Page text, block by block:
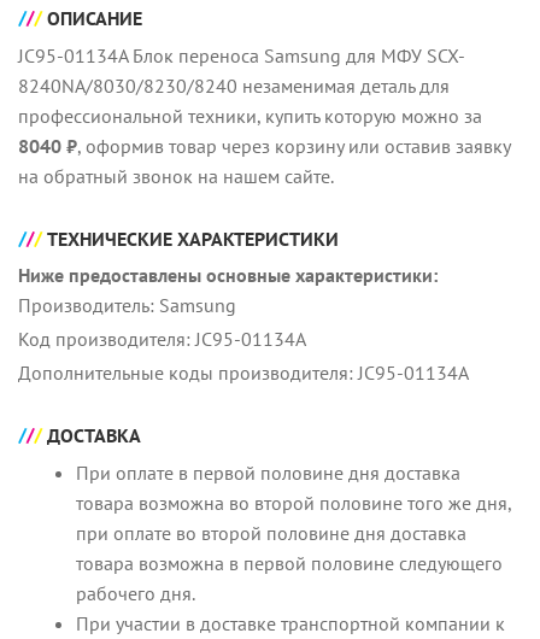
ОПИСАНИЕ
JC95-01134A Блок переноса Samsung для МФУ SCX-
8240NA/8030/8230/8240 незаменимая деталь для
профессиональной техники, купить которую можно за
8040 ₽, оформив товар через корзину или оставив заявку
на обратный звонок на нашем сайте.
ТЕХНИЧЕСКИЕ ХАРАКТЕРИСТИКИ
Ниже предоставлены основные характеристики:
Производитель: Samsung
Код производителя: JC95-01134A
Дополнительные коды производителя: JC95-01134A
ДОСТАВКА
При оплате в первой половине дня доставка
товара возможна во второй половине того же дня,
при оплате во второй половине дня доставка
товара возможна в первой половине следующего
рабочего дня.
При участии в доставке транспортной компании к